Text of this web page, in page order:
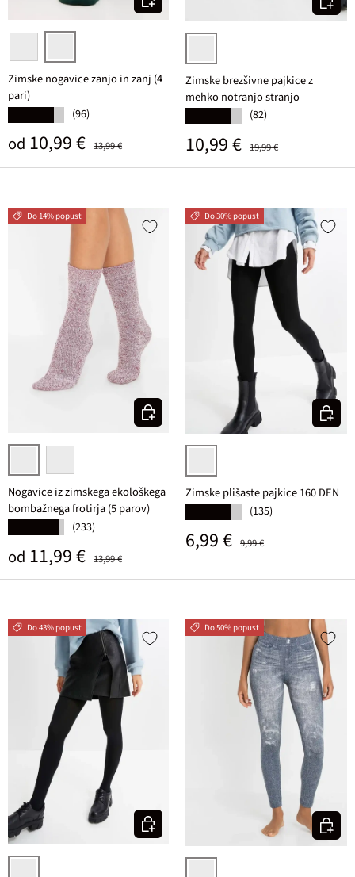
antracitna melirana + mat zelena + svetlo indigo
črna/modra/siva melirana
Zimske nogavice zanjo in zanj (4
pari)
(96)
Prodajna cena
od 10,99 € 13,99 €
črna karirasta
Zimske brezšivne pajkice z
mehko notranjo stranjo
(82)
Prodajna cena
10,99 € 19,99 €
Do 14% popust
črna/temno rdeča melirana
modra/siva/rozasta melirana
Nogavice iz zimskega ekološkega
bombažnega frotirja (5 parov)
(233)
Prodajna cena
od 11,99 € 13,99 €
Izberi varianto
Do 30% popust
črna
Zimske plišaste pajkice 160 DEN
(135)
Prodajna cena
6,99 € 9,99 €
Izberi
Do 43% popust
Izberi varianto
Do 50% popust
Izberi